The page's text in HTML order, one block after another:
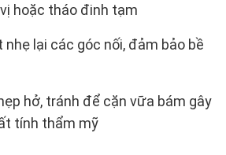
hoặc tháo đinh tạm
nhẹ lại các góc nối, đảm bảo bề
hở, tránh để cặn vữa bám gây
tính thẩm mỹ